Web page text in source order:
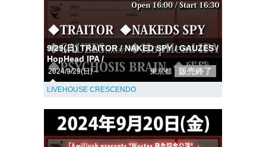
9/29(日) TRAITOR / NAKED SPY / GAUZES /
HopHead IPA /
2024/9/29(日)～ 東京都 販売終了
LIVEHOUSE CRESCENDO